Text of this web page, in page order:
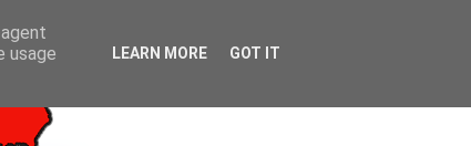
usage
LEARN MORE GOT IT